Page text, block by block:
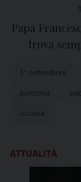
Papa
trova
1° settembnre
palestina
ucraina
ATTUALITÀ